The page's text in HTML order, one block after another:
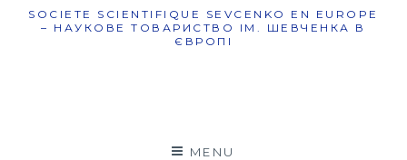
SOCIETE SCIENTIFIQUE SEVCENKO EN EUROPE
– НАУКОВЕ ТОВАРИСТВО ІМ. ШЕВЧЕНКА В
ЄВРОПІ
MENU